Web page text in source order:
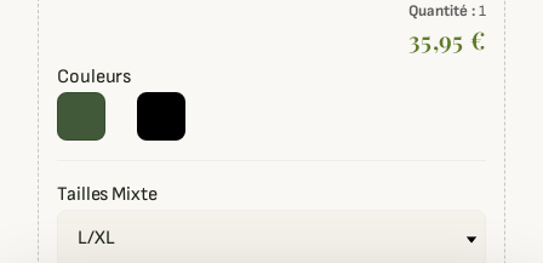
Quantité :1
35,95 €
Couleurs
Tailles Mixte